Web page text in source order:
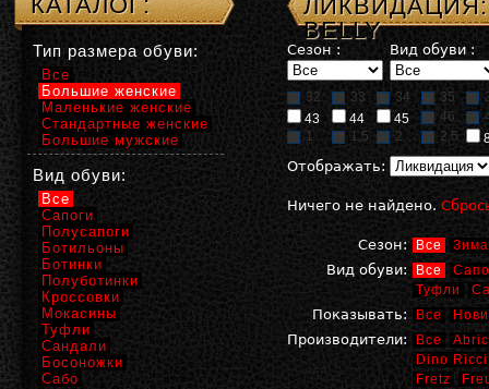
BELLY
Сезон : Вид обуви :
32 33 34 35
43
44 45 46
1
1,5 2 2,5
Отображать:
Ничего не найдено.
Сезон: Все Зима
Вид обуви: Все
Туфли
Показывать: Все
Производители: Все
Dino Ricci
Fretz
Тип размера обуви:
Все
Большие женские
Маленькие женские
Стандартные женские
Большие мужские
Вид обуви:
Все
Сапоги
Полусапоги
Ботильоны
Ботинки
Полуботинки
Кроссовки
Мокасины
Туфли
Сандали
Босоножки
Сабо